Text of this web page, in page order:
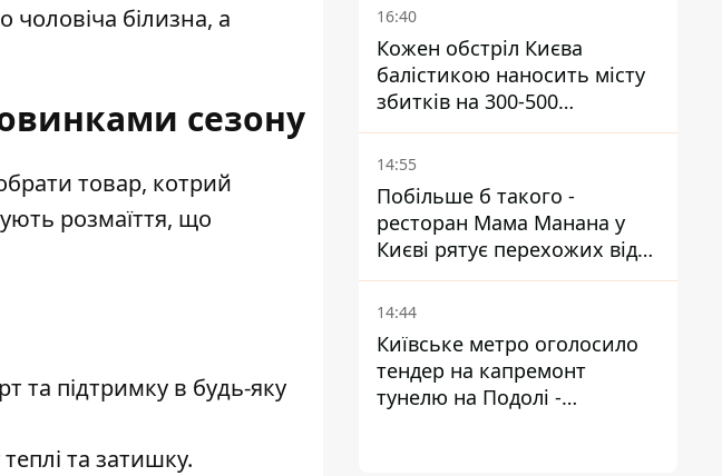
чоловіча білизна, а
сезону
товар, котрий
розмаїття, що
та підтримку в будь-яку
та затишку.
16:40
Кожен обстріл Києва
балістикою наносить місту
збитків на 300-500
мільйонів - Петро
Пантелеєв
14:55
Побільше б такого -
ресторан Мама Манана у
Києві рятує перехожих від
спеки
14:44
Київське метро оголосило
тендер на капремонт
тунелю на Подолі -